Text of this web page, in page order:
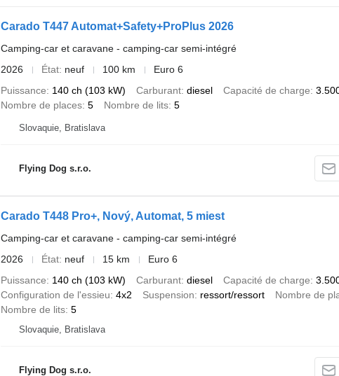
Carado T447 Automat+Safety+ProPlus 2026
Camping-car et caravane - camping-car semi-intégré
2026
État neuf 100 km
Euro 6
Puissance
140 ch (103 kW) Carburant diesel Capacité de charge
Nombre de places 5 Nombre de lits 5
Slovaquie, Bratislava
Flying Dog s.r.o.
Carado T448 Pro+, Nový, Automat, 5 miest
Camping-car et caravane - camping-car semi-intégré
2026
État neuf 15 km
Euro 6
Puissance
140 ch (103 kW) Carburant diesel Capacité de charge
Configuration de l'essieu 4x2 Suspension ressort/ressort Nombre de
Nombre de lits 5
Slovaquie, Bratislava
Flying Dog s.r.o.